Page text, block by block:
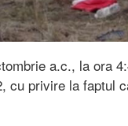
a.c., la ora
cu privire la faptul